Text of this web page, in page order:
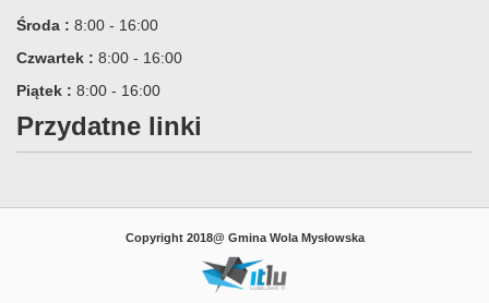
Środa : 8:00 - 16:00
Czwartek : 8:00 - 16:00
Piątek : 8:00 - 16:00
Przydatne linki
Copyright 2018@ Gmina Wola Mysłowska